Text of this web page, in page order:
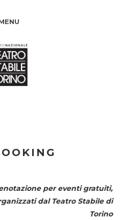
per eventi gratuiti,
dal Teatro Stabile di
Torino